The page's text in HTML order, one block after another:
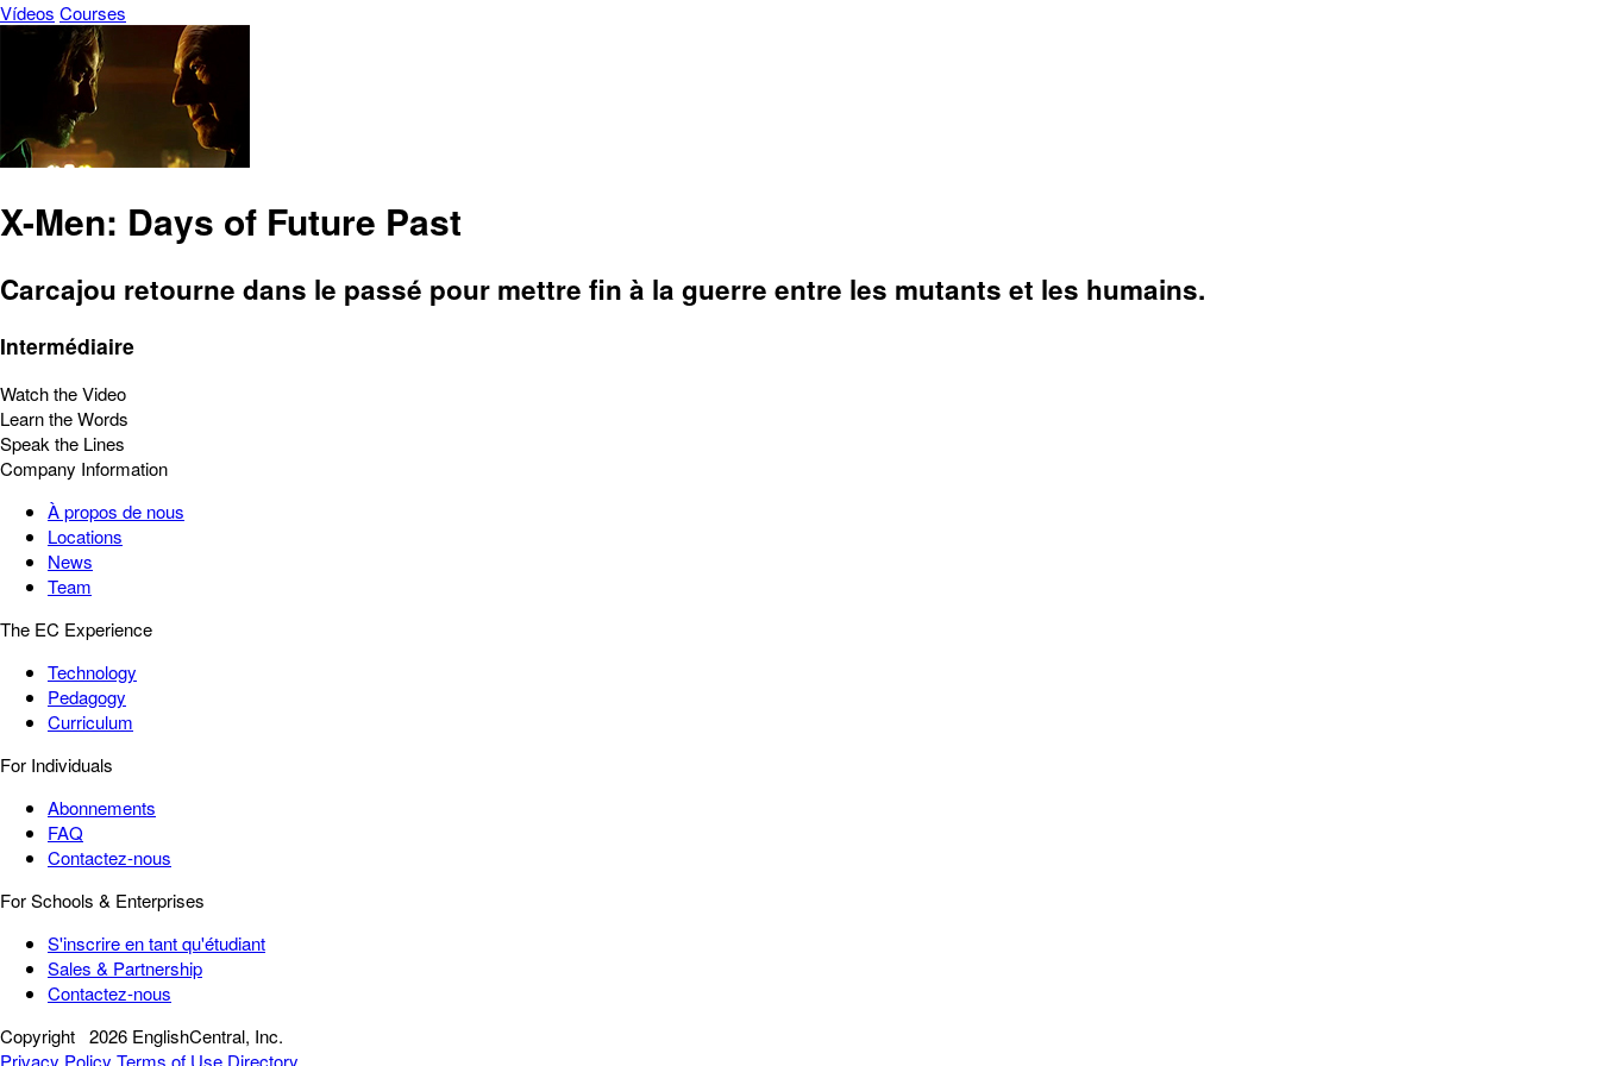
Vídeos Courses
X-Men: Days of Future Past
Carcajou retourne dans le passé pour mettre fin à la guerre entre les mutants et les humains.
Intermédiaire
Watch the Video
Learn the Words
Speak the Lines
Company Information
À propos de nous
Locations
News
Team
The EC Experience
Technology
Pedagogy
Curriculum
For Individuals
Abonnements
FAQ
Contactez-nous
For Schools & Enterprises
S'inscrire en tant qu'étudiant
Sales & Partnership
Contactez-nous
Copyright 2026 EnglishCentral, Inc.